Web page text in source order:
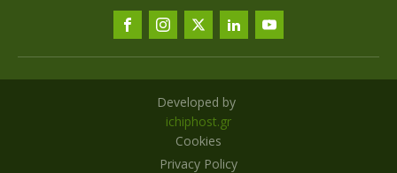
Developed by
ichiphost.gr
Cookies
Privacy Policy